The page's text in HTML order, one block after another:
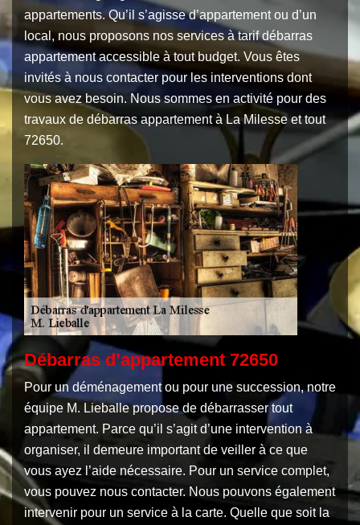
appartements. Qu’il s’agisse d’appartement ou d’un
local, nous proposons nos services à tarif débarras
appartement accessible à tout budget. Vous êtes
invités à nous contacter pour les interventions dont
vous avez besoin. Nous sommes en activité pour des
travaux de débarras appartement à La Milesse et tout
72650.
Débarras d’appartement 72650
Pour un déménagement ou pour une succession, notre
équipe M. Lieballe propose de débarrasser tout
appartement. Parce qu’il s’agit d’une intervention à
organiser, il demeure important de veiller à ce que
vous ayez l’aide nécessaire. Pour un service complet,
vous pouvez nous contacter. Nous pouvons également
intervenir pour un service à la carte. Quelle que soit la